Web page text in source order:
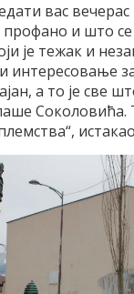
вас
профано и што
је тежак и
интересовање за
а то је све
Соколовића.